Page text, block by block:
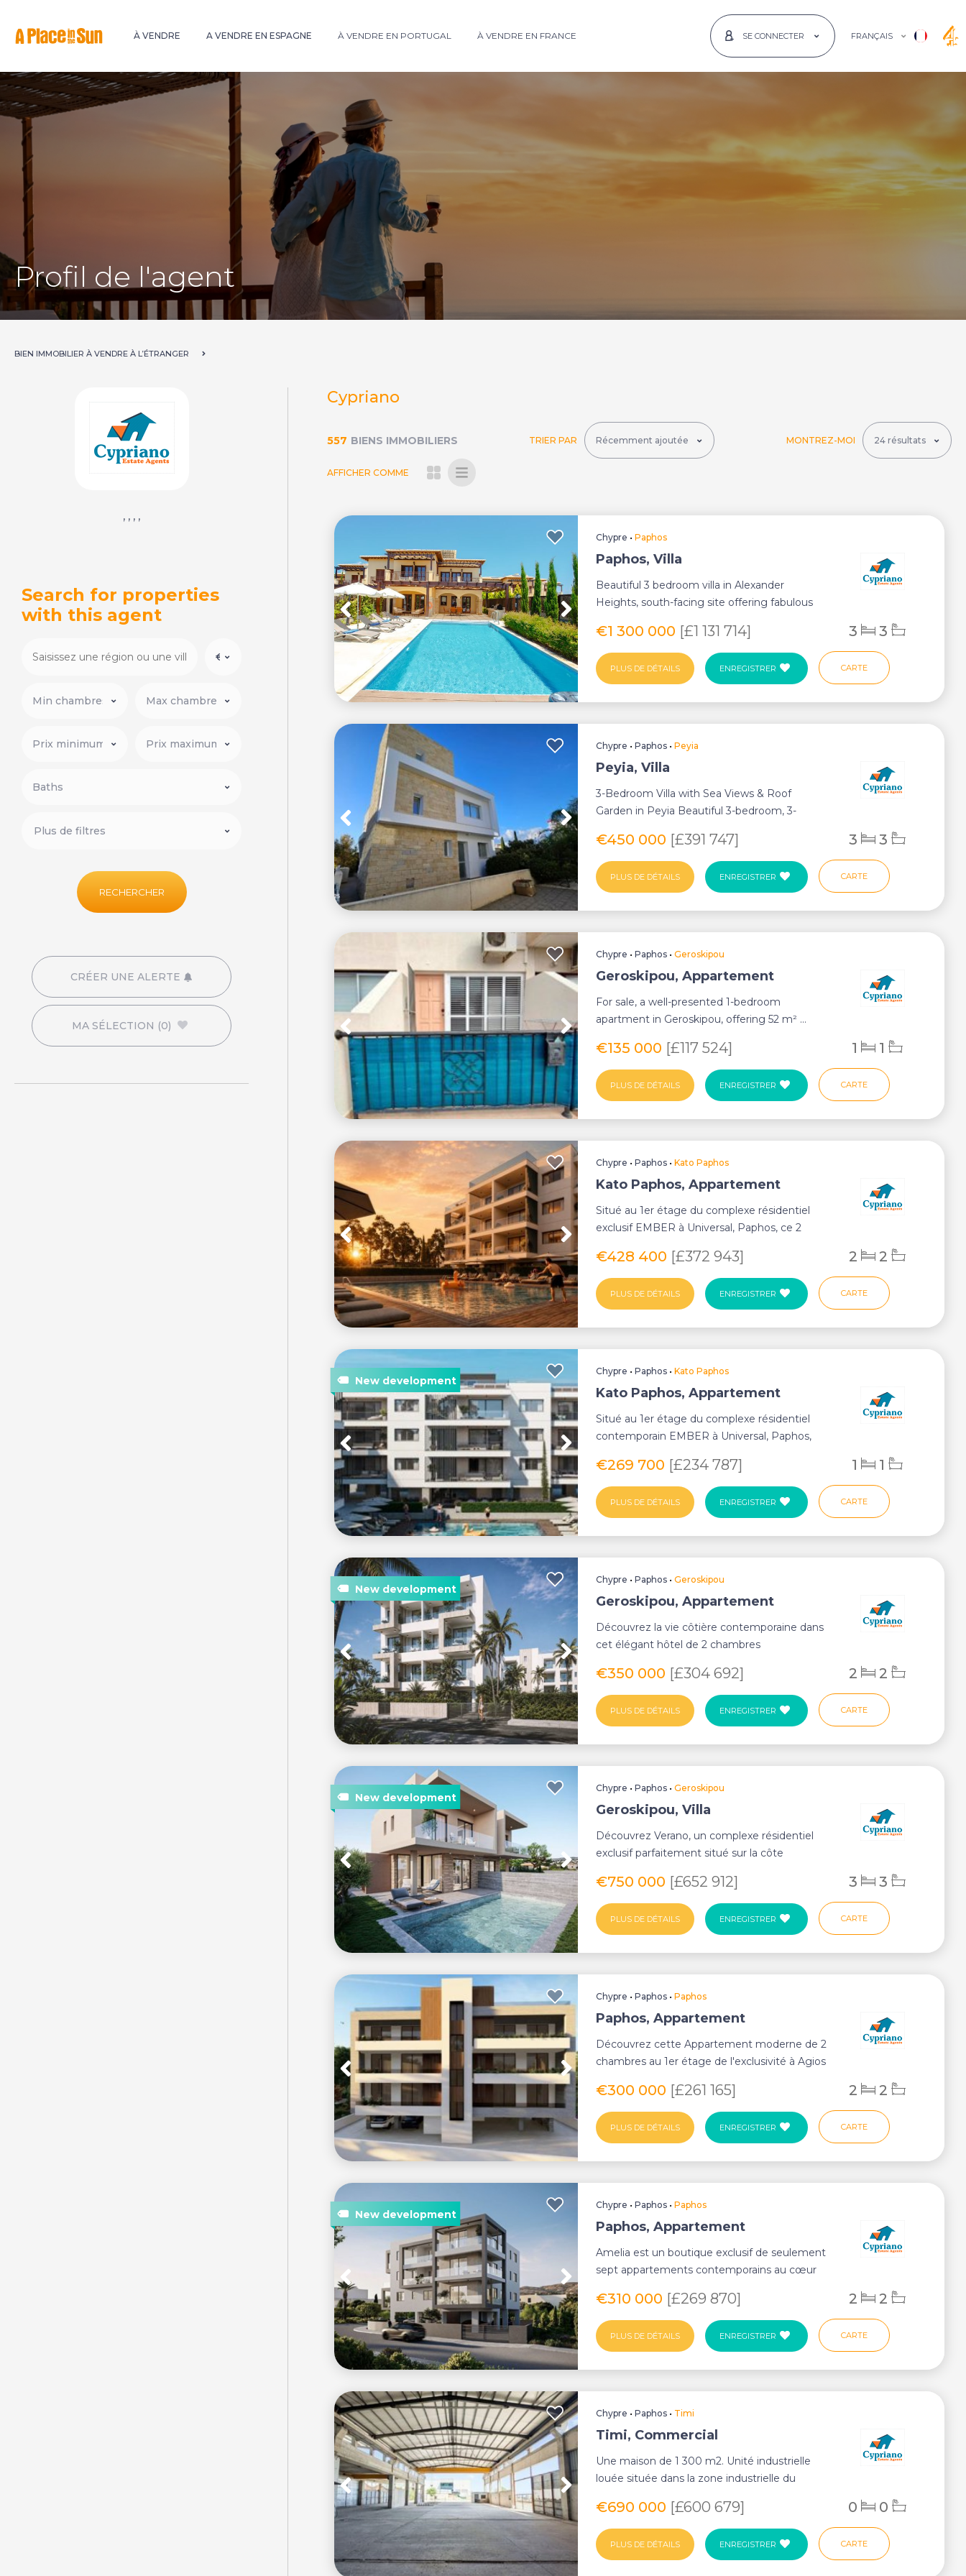
À VENDRE A VENDRE EN ESPAGNE À VENDRE EN PORTUGAL À VENDRE EN FRANCE SE CONNECTER FRANÇAIS
Profil de l'agent
BIEN IMMOBILIER À VENDRE À L’ÉTRANGER
, , , ,
Search for properties
with this agent
Plus de filtres
RECHERCHER
CRÉER UNE ALERTE
MA SÉLECTION (0)
Cypriano
557 BIENS IMMOBILIERS TRIER PAR MONTREZ-MOI
AFFICHER COMME
Chypre •Paphos
Paphos, Villa
Beautiful 3 bedroom villa in Alexander
Heights, south-facing site offering fabulous
€1 300 000 [£1 131 714] 3 3
PLUS DE DÉTAILS ENREGISTRER CARTE
Chypre •Paphos •Peyia
Peyia, Villa
3-Bedroom Villa with Sea Views & Roof
Garden in Peyia Beautiful 3-bedroom, 3-
€450 000 [£391 747] 3 3
PLUS DE DÉTAILS ENREGISTRER CARTE
Chypre •Paphos •Geroskipou
Geroskipou, Appartement
For sale, a well-presented 1-bedroom
apartment in Geroskipou, offering 52 m² ...
€135 000 [£117 524] 1 1
PLUS DE DÉTAILS ENREGISTRER CARTE
Chypre •Paphos •Kato Paphos
Kato Paphos, Appartement
Situé au 1er étage du complexe résidentiel
exclusif EMBER à Universal, Paphos, ce 2
€428 400 [£372 943] 2 2
PLUS DE DÉTAILS ENREGISTRER CARTE
Chypre •Paphos •Kato Paphos
Kato Paphos, Appartement
Situé au 1er étage du complexe résidentiel
contemporain EMBER à Universal, Paphos,
€269 700 [£234 787] 1 1
PLUS DE DÉTAILS ENREGISTRER CARTE
Chypre •Paphos •Geroskipou
Geroskipou, Appartement
Découvrez la vie côtière contemporaine dans
cet élégant hôtel de 2 chambres
€350 000 [£304 692] 2 2
PLUS DE DÉTAILS ENREGISTRER CARTE
Chypre •Paphos •Geroskipou
Geroskipou, Villa
Découvrez Verano, un complexe résidentiel
exclusif parfaitement situé sur la côte
€750 000 [£652 912] 3 3
PLUS DE DÉTAILS ENREGISTRER CARTE
Chypre •Paphos •Paphos
Paphos, Appartement
Découvrez cette Appartement moderne de 2
chambres au 1er étage de l'exclusivité à Agios
€300 000 [£261 165] 2 2
PLUS DE DÉTAILS ENREGISTRER CARTE
Chypre •Paphos •Paphos
Paphos, Appartement
Amelia est un boutique exclusif de seulement
sept appartements contemporains au cœur
€310 000 [£269 870] 2 2
PLUS DE DÉTAILS ENREGISTRER CARTE
Chypre •Paphos • Timi
Timi, Commercial
Une maison de 1 300 m2. Unité industrielle
louée située dans la zone industrielle du
€690 000 [£600 679] 0 0
PLUS DE DÉTAILS ENREGISTRER CARTE